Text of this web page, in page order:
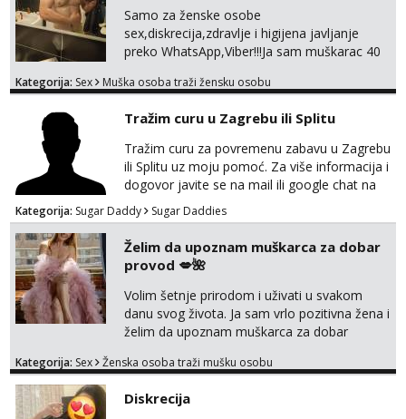
Samo za ženske osobe
sex,diskrecija,zdravlje i higijena javljanje
preko WhatsApp,Viber!!!Ja sam muškarac 40
sve stvar dogovora otvoren za sve
Kategorija: Sex Muška osoba traži žensku osobu
Tražim curu u Zagrebu ili Splitu
Tražim curu za povremenu zabavu u Zagrebu
ili Splitu uz moju pomoć. Za više informacija i
dogovor javite se na mail ili google chat na
oneofakind999111@gmail.com
Kategorija: Sugar Daddy Sugar Daddies
Želim da upoznam muškarca za dobar
provod 💋🌺
Volim šetnje prirodom i uživati u svakom
danu svog života. Ja sam vrlo pozitivna žena i
želim da upoznam muškarca za dobar
na link ispod i nadji me tamo, cekam te!
Kategorija: Sex Ženska osoba traži mušku osobu
Diskrecija